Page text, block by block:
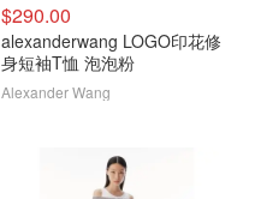
$290.00
alexanderwang LOGO印花修
身短袖T恤 泡泡粉
Alexander Wang